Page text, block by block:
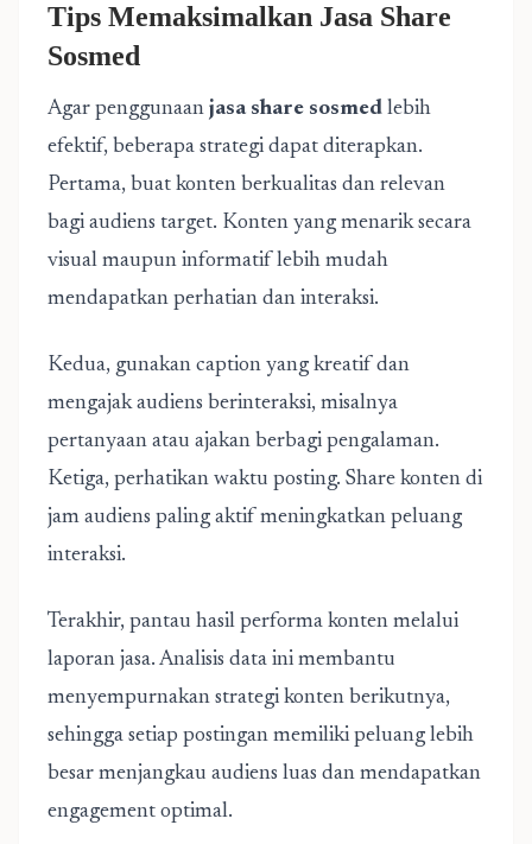
Tips Memaksimalkan Jasa Share
Sosmed
Agar penggunaan jasa share sosmed lebih
efektif, beberapa strategi dapat diterapkan.
Pertama, buat konten berkualitas dan relevan
bagi audiens target. Konten yang menarik secara
visual maupun informatif lebih mudah
mendapatkan perhatian dan interaksi.
Kedua, gunakan caption yang kreatif dan
mengajak audiens berinteraksi, misalnya
pertanyaan atau ajakan berbagi pengalaman.
Ketiga, perhatikan waktu posting. Share konten di
jam audiens paling aktif meningkatkan peluang
interaksi.
Terakhir, pantau hasil performa konten melalui
laporan jasa. Analisis data ini membantu
menyempurnakan strategi konten berikutnya,
sehingga setiap postingan memiliki peluang lebih
besar menjangkau audiens luas dan mendapatkan
engagement optimal.